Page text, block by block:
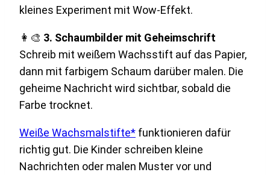
kleines Experiment mit Wow-Effekt.
👩‍🎨 3. Schaumbilder mit Geheimschrift
Schreib mit weißem Wachsstift auf das Papier,
dann mit farbigem Schaum darüber malen. Die
geheime Nachricht wird sichtbar, sobald die
Farbe trocknet.
Weiße Wachsmalstifte* funktionieren dafür
richtig gut. Die Kinder schreiben kleine
Nachrichten oder malen Muster vor und